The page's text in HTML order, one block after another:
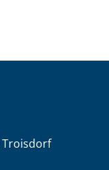
Troisdorf